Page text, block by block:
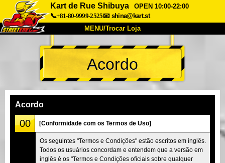
Kart de Rue Shibuya
OPEN 10:00-22:00
📞+81-80-9999-2525📧 shina@kart.st
MENU/Trocar Loja
INÍCIO
Sobre Especificações Preços
Empresa
Tokyo Shinagawa Tokyo Akihabara#1
Tokyo Akihabara#2 Tokyo Shibuya
Acordo
Acordo
00 [Conformidade com os Termos de Uso]
Os seguintes "Termos e Condições" estão escritos em inglês.
Todos os usuários concordam e entendem que a versão em
inglês é os "Termos e Condições oficiais sobre qualquer